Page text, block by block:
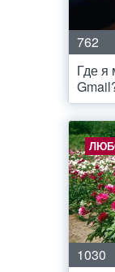
762
Где я
1030